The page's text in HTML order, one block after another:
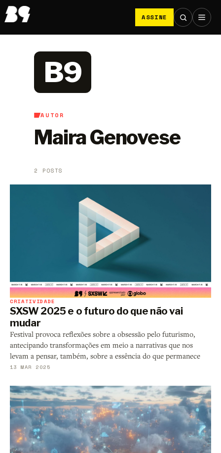
ASSINE
AUTOR
Maira Genovese
2 POSTS
B9
CRIATIVIDADE
SXSW 2025 e o futuro do que não vai
mudar
Festival provoca reflexões sobre a obsessão pelo futurismo,
antecipando transformações em meio a narrativas que nos
levam a pensar, também, sobre a essência do que permanece
13 MAR 2025